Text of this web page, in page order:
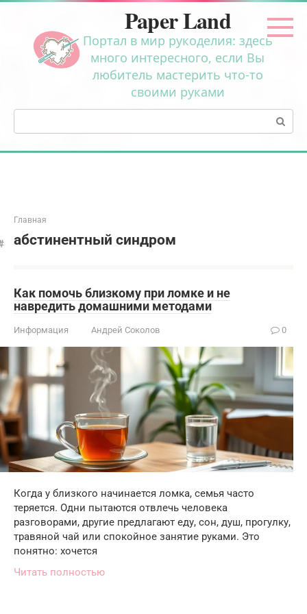
Перейти
контенту
Paper Land
Портал в мир рукоделия: здесь
много интересного, если Вы
любитель мастерить что-то
своими руками
Поиск:
Главная
абстинентный синдром
Как помочь близкому при ломке и не
навредить домашними методами
Информация Андрей Соколов 0
Когда у близкого начинается ломка, семья часто
теряется. Одни пытаются отвлечь человека
разговорами, другие предлагают еду, сон, душ, прогулку,
травяной чай или спокойное занятие руками. Это
понятно: хочется
Читать полностью